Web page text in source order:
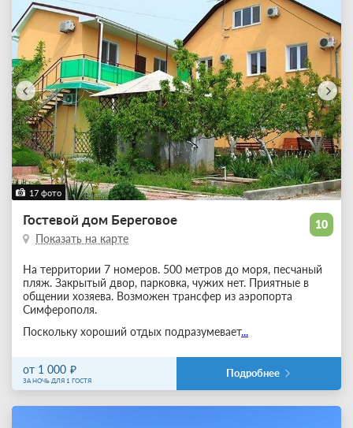
17 фото
10
Гостевой дом Береговое
Показать на карте
На территории 7 номеров. 500 метров до моря, песчаный
пляж. Закрытый двор, парковка, чужих нет. Приятные в
общении хозяева. Возможен трансфер из аэропорта
Симферополя.
Поскольку хороший отдых подразумевает...
от 1 000
ЗА НОЧЬ ДЛЯ 1 ГОСТЯ
Подробнее